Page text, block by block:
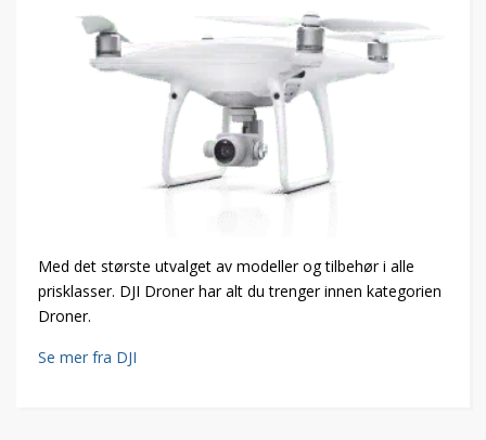
Med det største utvalget av modeller og tilbehør i alle
prisklasser. DJI Droner har alt du trenger innen kategorien
Droner.
Se mer fra DJI